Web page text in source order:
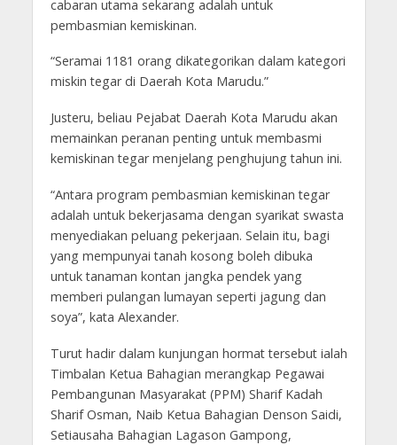
cabaran utama sekarang adalah untuk
pembasmian kemiskinan.
“Seramai 1181 orang dikategorikan dalam kategori
miskin tegar di Daerah Kota Marudu.”
Justeru, beliau Pejabat Daerah Kota Marudu akan
memainkan peranan penting untuk membasmi
kemiskinan tegar menjelang penghujung tahun ini.
“Antara program pembasmian kemiskinan tegar
adalah untuk bekerjasama dengan syarikat swasta
menyediakan peluang pekerjaan. Selain itu, bagi
yang mempunyai tanah kosong boleh dibuka
untuk tanaman kontan jangka pendek yang
memberi pulangan lumayan seperti jagung dan
soya”, kata Alexander.
Turut hadir dalam kunjungan hormat tersebut ialah
Timbalan Ketua Bahagian merangkap Pegawai
Pembangunan Masyarakat (PPM) Sharif Kadah
Sharif Osman, Naib Ketua Bahagian Denson Saidi,
Setiausaha Bahagian Lagason Gampong,